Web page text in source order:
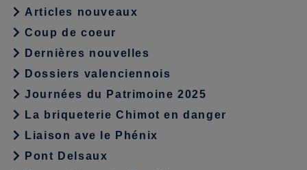
Articles nouveaux
Coup de coeur
Dernières nouvelles
Dossiers valenciennois
Journées du Patrimoine 2025
La briqueterie Chimot en danger
Liaison ave le Phénix
Pont Delsaux